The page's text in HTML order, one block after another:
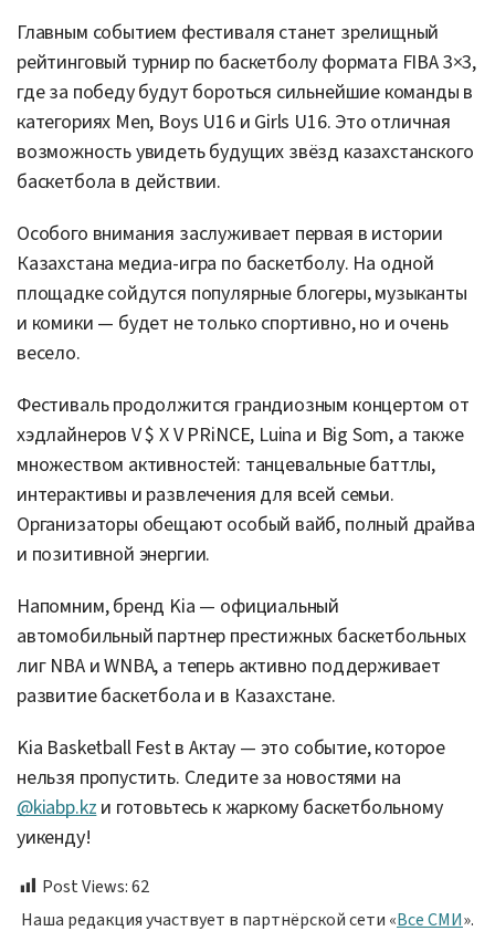
Главным событием фестиваля станет зрелищный
рейтинговый турнир по баскетболу формата FIBA 3×3,
где за победу будут бороться сильнейшие команды в
категориях Men, Boys U16 и Girls U16. Это отличная
возможность увидеть будущих звёзд казахстанского
баскетбола в действии.
Особого внимания заслуживает первая в истории
Казахстана медиа-игра по баскетболу. На одной
площадке сойдутся популярные блогеры, музыканты
и комики — будет не только спортивно, но и очень
весело.
Фестиваль продолжится грандиозным концертом от
хэдлайнеров V $ X V PRiNCE, Luina и Big Som, а также
множеством активностей: танцевальные баттлы,
интерактивы и развлечения для всей семьи.
Организаторы обещают особый вайб, полный драйва
и позитивной энергии.
Напомним, бренд Kia — официальный
автомобильный партнер престижных баскетбольных
лиг NBA и WNBA, а теперь активно поддерживает
развитие баскетбола и в Казахстане.
Kia Basketball Fest в Актау — это событие, которое
нельзя пропустить. Следите за новостями на
@kiabp.kz и готовьтесь к жаркому баскетбольному
уикенду!
Post Views:62
Наша редакция участвует в партнёрской сети «Все СМИ».